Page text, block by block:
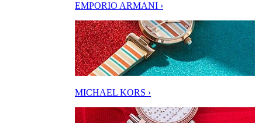
EMPORIO ARMANI ›
MICHAEL KORS ›